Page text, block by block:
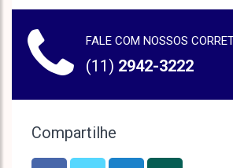
FALE COM NOSSOS
(11) 2942-3222
Compartilhe